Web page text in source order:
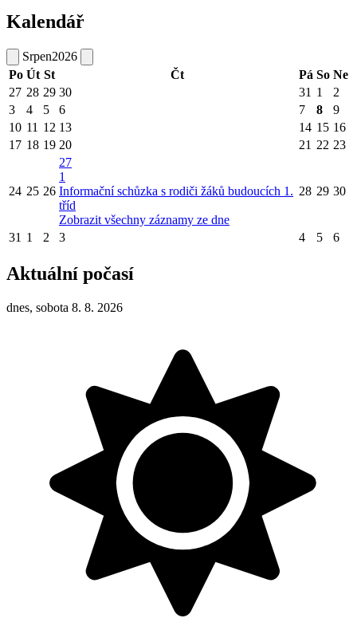
Kalendář
Srpen2026
Po Út St Čt Pá So Ne
27 28 29 30 31 1
2
3
4 5 6 7 8
9
10 11 12 13 14 15 16
17 18 19 20 21 22 23
24 25 26
27
1
Informační schůzka s rodiči žáků budoucích 1.
tříd
Zobrazit všechny záznamy ze dne
28 29 30
31 1 2 3 4 5 6
Aktuální počasí
dnes, sobota 8. 8. 2026